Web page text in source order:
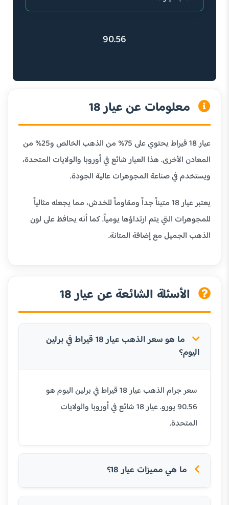
90.56
معلومات عن عيار 18
عيار 18 قيراط يحتوي على 75% من الذهب الخالص و25% من
المعادن الأخرى. هذا العيار شائع في أوروبا والولايات المتحدة،
ويستخدم في صناعة المجوهرات عالية الجودة.
يعتبر عيار 18 متيناً جداً ومقاوماً للخدش، مما يجعله مثالياً
للمجوهرات التي يتم ارتداؤها يومياً. كما أنه يحافظ على لون
الذهب الجميل مع إضافة المتانة.
الأسئلة الشائعة عن عيار 18
ما هو سعر الذهب عيار 18 قيراط في برلين
اليوم؟
سعر جرام الذهب عيار 18 قيراط في برلين اليوم هو
90.56 يورو. عيار 18 شائع في أوروبا والولايات
المتحدة.
ما هي مميزات عيار 18؟